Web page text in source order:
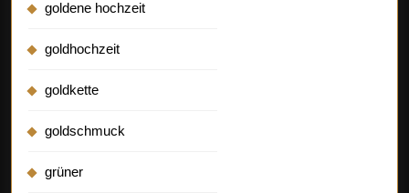
goldene hochzeit
goldhochzeit
goldkette
goldschmuck
grüner